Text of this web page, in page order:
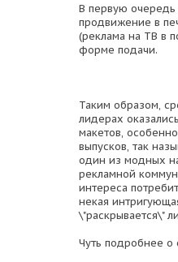
В первую очередь
продвижение в
(реклама на ТВ в
форме подачи.
Таким образом,
лидерах
макетов,
выпусков, так
один из модных
рекламной
интереса
некая
\"раскрывается\"
Чуть подробнее